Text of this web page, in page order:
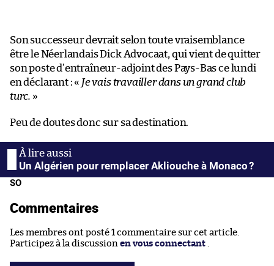
Son successeur devrait selon toute vraisemblance
être le Néerlandais Dick Advocaat, qui vient de quitter
son poste d’entraîneur-adjoint des Pays-Bas ce lundi
en déclarant : « Je vais travailler dans un grand club
turc. »
Peu de doutes donc sur sa destination.
Un Algérien pour remplacer Akliouche à Monaco ?
SO
Commentaires
Les membres ont posté 1 commentaire sur cet article.
Participez à la discussion en vous connectant